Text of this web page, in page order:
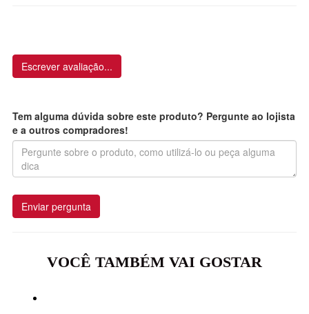
Escrever avaliação...
Tem alguma dúvida sobre este produto? Pergunte ao lojista
e a outros compradores!
Enviar pergunta
VOCÊ TAMBÉM VAI GOSTAR